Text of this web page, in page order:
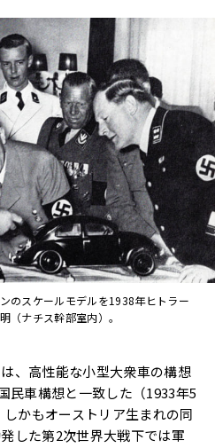
のスケールモデルを1938年ヒトラー
（ナチス幹部室内）。
、高性能な小型大衆車の構想
民車構想と一致した（1933年5
かもオーストリア生まれの同
した第2次世界大戦下では軍